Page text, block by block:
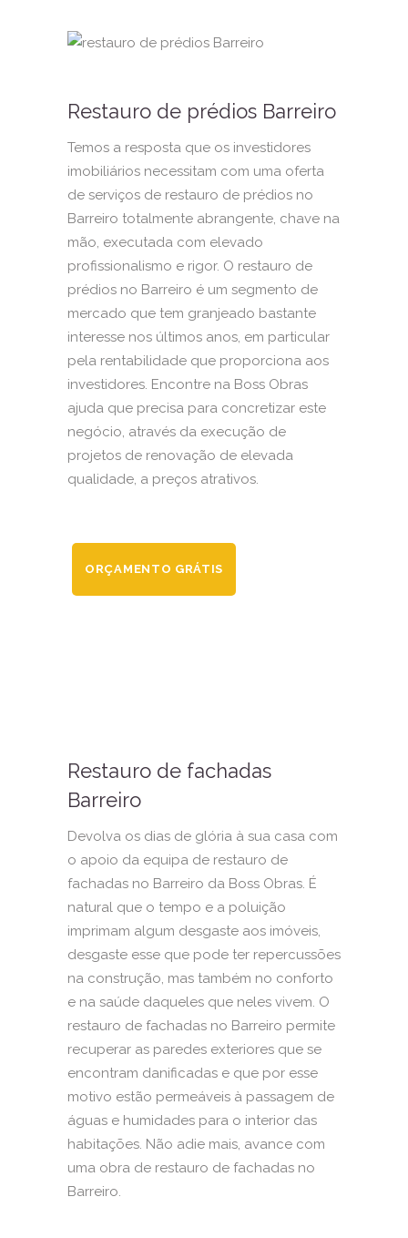
Restauro de prédios Barreiro
Temos a resposta que os investidores
imobiliários necessitam com uma oferta
de serviços de restauro de prédios no
Barreiro totalmente abrangente, chave na
mão, executada com elevado
profissionalismo e rigor. O restauro de
prédios no Barreiro é um segmento de
mercado que tem granjeado bastante
interesse nos últimos anos, em particular
pela rentabilidade que proporciona aos
investidores. Encontre na Boss Obras
ajuda que precisa para concretizar este
negócio, através da execução de
projetos de renovação de elevada
qualidade, a preços atrativos.
ORÇAMENTO GRÁTIS
Restauro de fachadas
Barreiro
Devolva os dias de glória à sua casa com
o apoio da equipa de restauro de
fachadas no Barreiro da Boss Obras. É
natural que o tempo e a poluição
imprimam algum desgaste aos imóveis,
desgaste esse que pode ter repercussões
na construção, mas também no conforto
e na saúde daqueles que neles vivem. O
restauro de fachadas no Barreiro permite
recuperar as paredes exteriores que se
encontram danificadas e que por esse
motivo estão permeáveis à passagem de
águas e humidades para o interior das
habitações. Não adie mais, avance com
uma obra de restauro de fachadas no
Barreiro.